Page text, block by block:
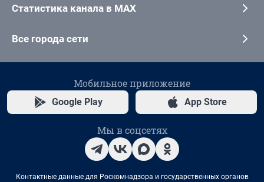
Статистика канала в MAX
Все города сети
Мобильное приложение
Google Play App Store
Мы в соцсетях
Контактные данные для Роскомнадзора и государственных органов